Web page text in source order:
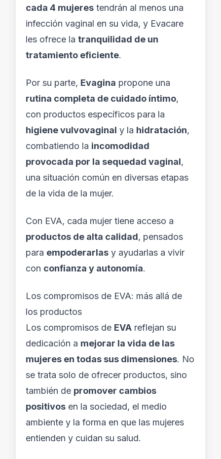
cada 4 mujeres tendrán al menos una
infección vaginal en su vida, y Evacare
les ofrece la tranquilidad de un
tratamiento eficiente.
Por su parte, Evagina propone una
rutina completa de cuidado íntimo,
con productos específicos para la
higiene vulvovaginal y la hidratación,
combatiendo la incomodidad
provocada por la sequedad vaginal,
una situación común en diversas etapas
de la vida de la mujer.
Con EVA, cada mujer tiene acceso a
productos de alta calidad, pensados
para empoderarlas y ayudarlas a vivir
con confianza y autonomía.
Los compromisos de EVA: más allá de
los productos
Los compromisos de EVA reflejan su
dedicación a mejorar la vida de las
mujeres en todas sus dimensiones. No
se trata solo de ofrecer productos, sino
también de promover cambios
positivos en la sociedad, el medio
ambiente y la forma en que las mujeres
entienden y cuidan su salud.